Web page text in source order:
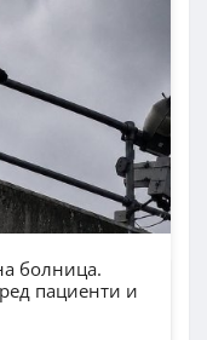
болница.
пациенти и